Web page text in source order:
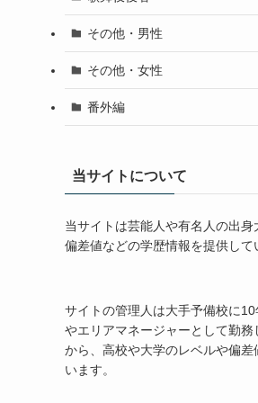
その他・男性
その他・女性
番外編
当サイトについて
当サイトは芸能人や有名人の出身
偏差値などの学歴情報を提供して
サイトの管理人は大手予備校に
やエリアマネージャーとして勤務
から、高校や大学のレベルや偏差
います。